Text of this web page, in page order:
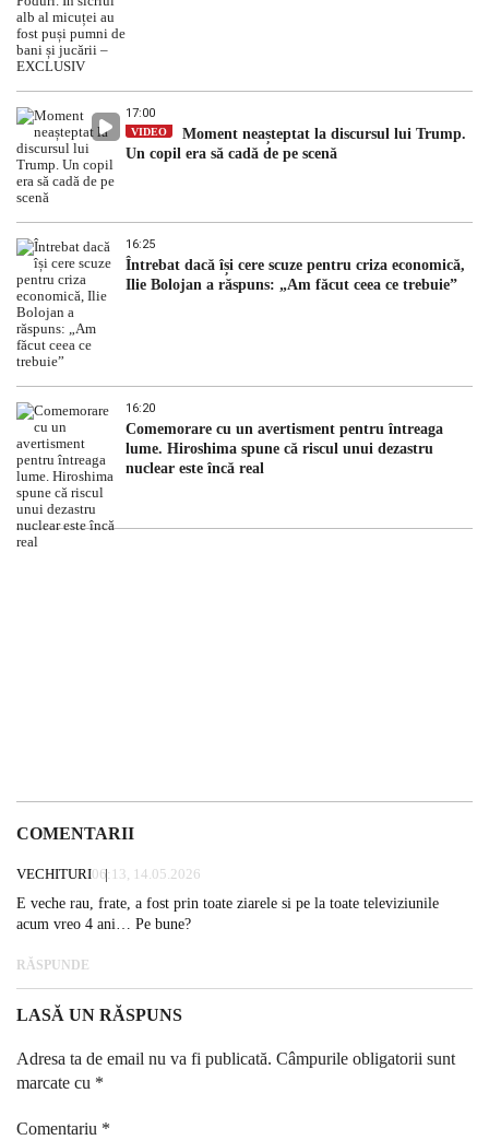
17:00
VIDEO
Moment neașteptat la discursul lui Trump.
Un copil era să cadă de pe scenă
16:25
Întrebat dacă își cere scuze pentru criza economică,
Ilie Bolojan a răspuns: „Am făcut ceea ce trebuie”
16:20
Comemorare cu un avertisment pentru întreaga
lume. Hiroshima spune că riscul unui dezastru
nuclear este încă real
COMENTARII
VECHITURI06:13, 14.05.2026
E veche rau, frate, a fost prin toate ziarele si pe la toate televiziunile
acum vreo 4 ani… Pe bune?
RĂSPUNDE
LASĂ UN RĂSPUNS
Adresa ta de email nu va fi publicată. Câmpurile obligatorii sunt
marcate cu *
Comentariu *